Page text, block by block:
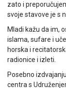
zato i
svoje stavove je s
Mladi kažu da im,
islama, sufare i
horska i
radionice i izleti.
Posebno
centra s